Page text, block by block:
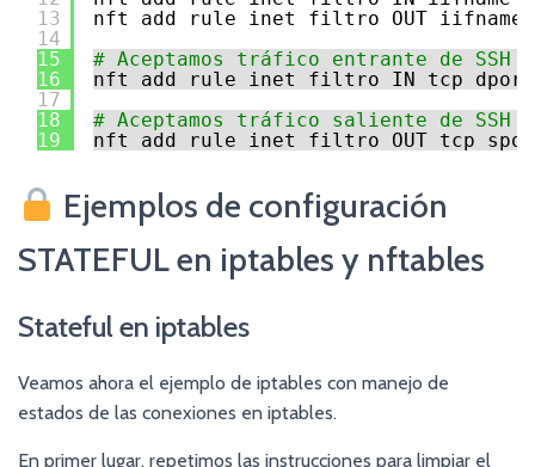
13
14
15
16
17
18
19
nft add rule inet filtro OUT iifname
# Aceptamos tráfico entrante de SSH
nft add rule inet filtro IN tcp dport
# Aceptamos tráfico saliente de SSH
nft add rule inet filtro OUT tcp
Ejemplos de configuración
STATEFUL en iptables y nftables
Stateful en iptables
Veamos ahora el ejemplo de iptables con manejo de
estados de las conexiones en iptables.
En primer lugar, repetimos las instrucciones para limpiar el